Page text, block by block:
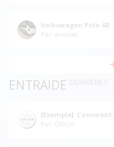
Volkswagen Polo 6R
Par: anovak
ENTRAIDE DERNIÈRES
[Exemple]:
Par: ORiOn